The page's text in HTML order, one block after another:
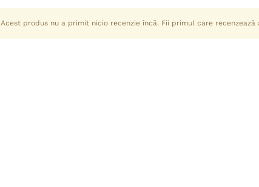
Acest produs nu a primit nicio recenzie încă. Fii primul care recenzează